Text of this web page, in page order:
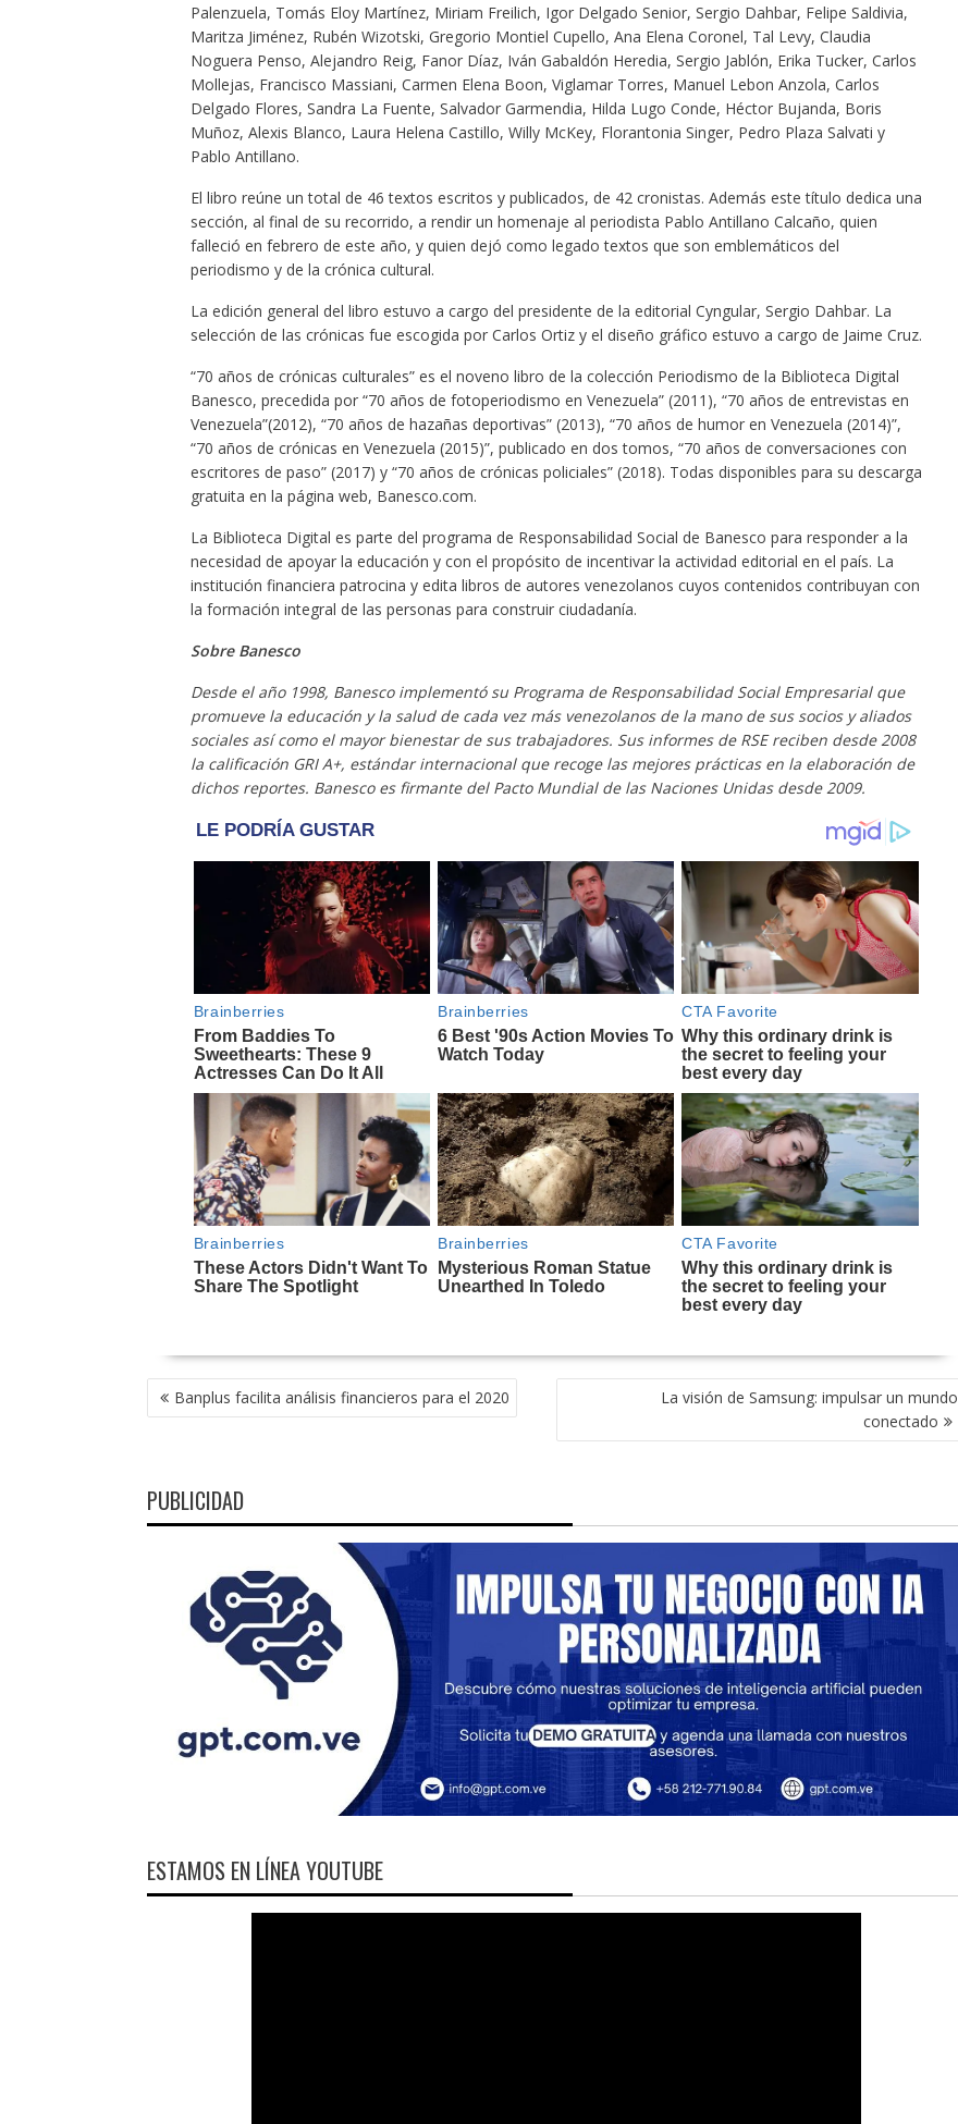
Palenzuela, Tomás Eloy Martínez, Miriam Freilich, Igor Delgado Senior, Sergio Dahbar, Felipe Saldivia,
Maritza Jiménez, Rubén Wizotski, Gregorio Montiel Cupello, Ana Elena Coronel, Tal Levy, Claudia
Noguera Penso, Alejandro Reig, Fanor Díaz, Iván Gabaldón Heredia, Sergio Jablón, Erika Tucker, Carlos
Mollejas, Francisco Massiani, Carmen Elena Boon, Viglamar Torres, Manuel Lebon Anzola, Carlos
Delgado Flores, Sandra La Fuente, Salvador Garmendia, Hilda Lugo Conde, Héctor Bujanda, Boris
Muñoz, Alexis Blanco, Laura Helena Castillo, Willy McKey, Florantonia Singer, Pedro Plaza Salvati y
Pablo Antillano.
El libro reúne un total de 46 textos escritos y publicados, de 42 cronistas. Además este título dedica una
sección, al final de su recorrido, a rendir un homenaje al periodista Pablo Antillano Calcaño, quien
falleció en febrero de este año, y quien dejó como legado textos que son emblemáticos del
periodismo y de la crónica cultural.
La edición general del libro estuvo a cargo del presidente de la editorial Cyngular, Sergio Dahbar. La
selección de las crónicas fue escogida por Carlos Ortiz y el diseño gráfico estuvo a cargo de Jaime Cruz.
“70 años de crónicas culturales” es el noveno libro de la colección Periodismo de la Biblioteca Digital
Banesco, precedida por “70 años de fotoperiodismo en Venezuela” (2011), “70 años de entrevistas en
Venezuela”(2012), “70 años de hazañas deportivas” (2013), “70 años de humor en Venezuela (2014)”,
“70 años de crónicas en Venezuela (2015)”, publicado en dos tomos, “70 años de conversaciones con
escritores de paso” (2017) y “70 años de crónicas policiales” (2018). Todas disponibles para su descarga
gratuita en la página web, Banesco.com.
La Biblioteca Digital es parte del programa de Responsabilidad Social de Banesco para responder a la
necesidad de apoyar la educación y con el propósito de incentivar la actividad editorial en el país. La
institución financiera patrocina y edita libros de autores venezolanos cuyos contenidos contribuyan con
la formación integral de las personas para construir ciudadanía.
Sobre Banesco
Desde el año 1998, Banesco implementó su Programa de Responsabilidad Social Empresarial que
promueve la educación y la salud de cada vez más venezolanos de la mano de sus socios y aliados
sociales así como el mayor bienestar de sus trabajadores. Sus informes de RSE reciben desde 2008
la calificación GRI A+, estándar internacional que recoge las mejores prácticas en la elaboración de
dichos reportes. Banesco es firmante del Pacto Mundial de las Naciones Unidas desde 2009.
NAVEGACIÓN
DE Banplus facilita análisis financieros para el 2020
La visión de Samsung: impulsar un mundo
conectado
PUBLICIDAD
ESTAMOS EN LÍNEA YOUTUBE